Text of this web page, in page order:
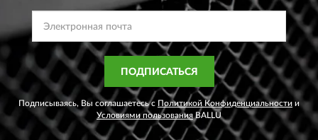
ПОДПИСАТЬСЯ
Подписываясь, Вы соглашаетесь с Политикой Конфиденциальности и
Условиями пользованияBALLU